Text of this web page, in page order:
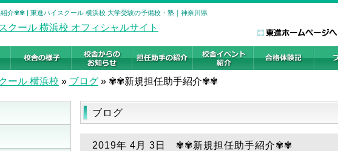
介✾✾ | 東進ハイスクール 横浜校 大学受験の予備校・塾｜神奈川県
ール 横浜校 » ブログ » ✾✾新規担任助手紹介✾✾
ブログ
2019年 4月 3日 ✾✾新規担任助手紹介✾✾